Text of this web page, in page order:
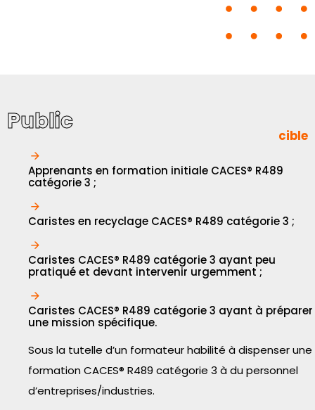
Public
cible
Apprenants en formation initiale CACES® R489
catégorie 3 ;
Caristes en recyclage CACES® R489 catégorie 3 ;
Caristes CACES® R489 catégorie 3 ayant peu
pratiqué et devant intervenir urgemment ;
Caristes CACES® R489 catégorie 3 ayant à préparer
une mission spécifique.
Sous la tutelle d’un formateur habilité à dispenser une
formation CACES® R489 catégorie 3 à du personnel
d’entreprises/industries.